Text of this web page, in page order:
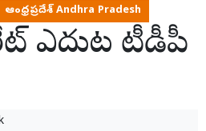
ఆంధ్రప్రదేశ్ Andhra Pradesh
ఎదుట టీడీపీ